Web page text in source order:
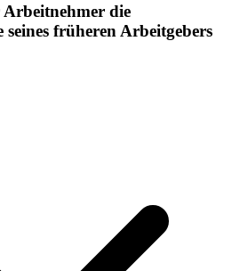
die
seines früheren Arbeitgebers